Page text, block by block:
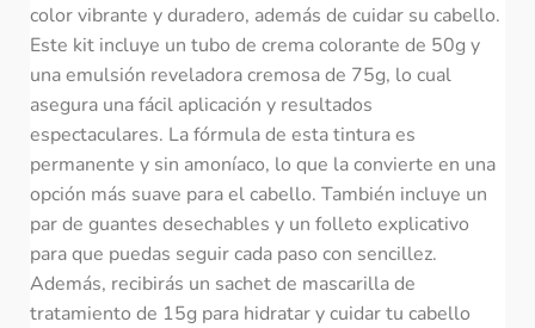
color vibrante y duradero, además de cuidar su cabello.
Este kit incluye un tubo de crema colorante de 50g y
una emulsión reveladora cremosa de 75g, lo cual
asegura una fácil aplicación y resultados
espectaculares. La fórmula de esta tintura es
permanente y sin amoníaco, lo que la convierte en una
opción más suave para el cabello. También incluye un
par de guantes desechables y un folleto explicativo
para que puedas seguir cada paso con sencillez.
Además, recibirás un sachet de mascarilla de
tratamiento de 15g para hidratar y cuidar tu cabello